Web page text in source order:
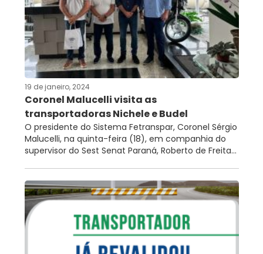
DESPOLUIR
AR INSTITUTO
RNTRC
CONTATO
19 de janeiro, 2024
Coronel Malucelli visita as
transportadoras Nichele e Budel
O presidente do Sistema Fetranspar, Coronel Sérgio
Malucelli, na quinta-feira (18), em companhia do
supervisor do Sest Senat Paraná, Roberto de Freita...